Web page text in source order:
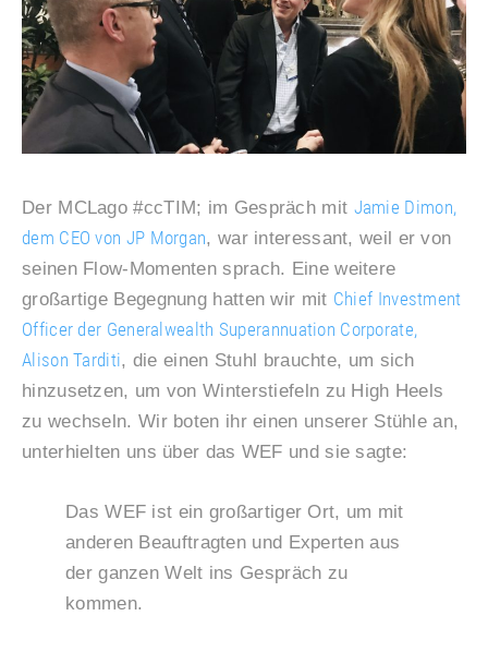
Der MCLago #ccTIM; im Gespräch mit Jamie Dimon,
dem CEO von JP Morgan, war interessant, weil er von
seinen Flow-Momenten sprach. Eine weitere
großartige Begegnung hatten wir mit Chief Investment
Officer der Generalwealth Superannuation Corporate,
Alison Tarditi, die einen Stuhl brauchte, um sich
hinzusetzen, um von Winterstiefeln zu High Heels
zu wechseln. Wir boten ihr einen unserer Stühle an,
unterhielten uns über das WEF und sie sagte:
Das WEF ist ein großartiger Ort, um mit
anderen Beauftragten und Experten aus
der ganzen Welt ins Gespräch zu
kommen.